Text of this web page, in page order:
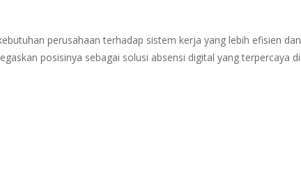
perusahaan terhadap sistem kerja yang lebih efisien dan
posisinya sebagai solusi absensi digital yang terpercaya di